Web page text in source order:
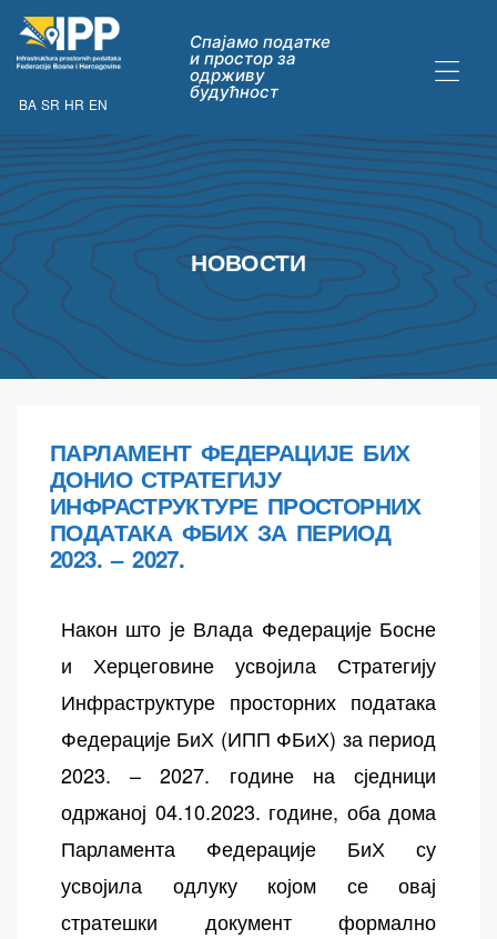
BA SR HR EN
Спајамо податке
и простор за
одрживу
будућност
НОВОСТИ
ПАРЛАМЕНТ ФЕДЕРАЦИЈЕ БИХ
ДОНИО СТРАТЕГИЈУ
ИНФРАСТРУКТУРЕ ПРОСТОРНИХ
ПОДАТАКА ФБИХ ЗА ПЕРИОД
2023. – 2027.
Након што је Влада Федерације Босне
и Херцеговине усвојила Стратегију
Инфраструктуре просторних података
Федерације БиХ (ИПП ФБиХ) за период
2023. – 2027. године на сједници
одржаној 04.10.2023. године, оба дома
Парламента Федерације БиХ су
усвојила одлуку којом се овај
стратешки документ формално